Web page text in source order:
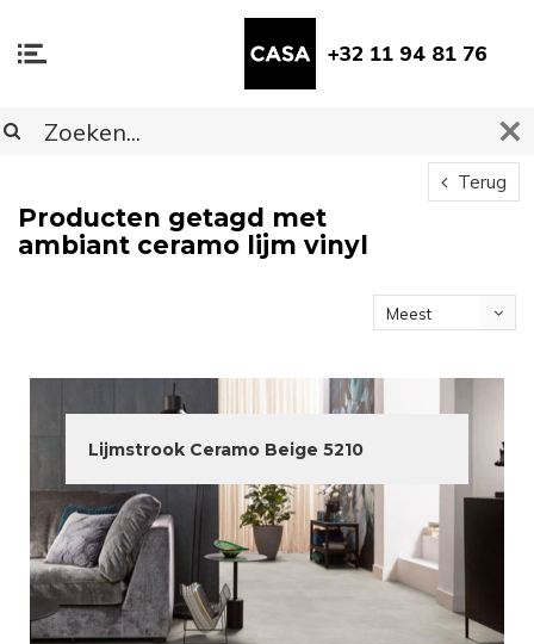
+32 11 94 81 76
Terug
Producten getagd met
ambiant ceramo lijm vinyl
Meest
Lijmstrook Ceramo Beige 5210